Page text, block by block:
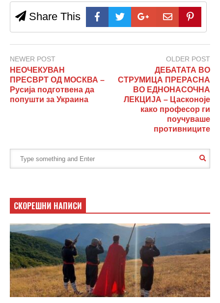
Share This
NEWER POST
НЕОЧЕКУВАН
ПРЕСВРТ ОД МОСКВА –
Русија подготвена да
попушти за Украина
OLDER POST
ДЕБАТАТА ВО
СТРУМИЦА ПРЕРАСНА
ВО ЕДНОНАСОЧНА
ЛЕКЦИЈА – Цасконоје
како професор ги
поучуваше
противниците
СКОРЕШНИ НАПИСИ